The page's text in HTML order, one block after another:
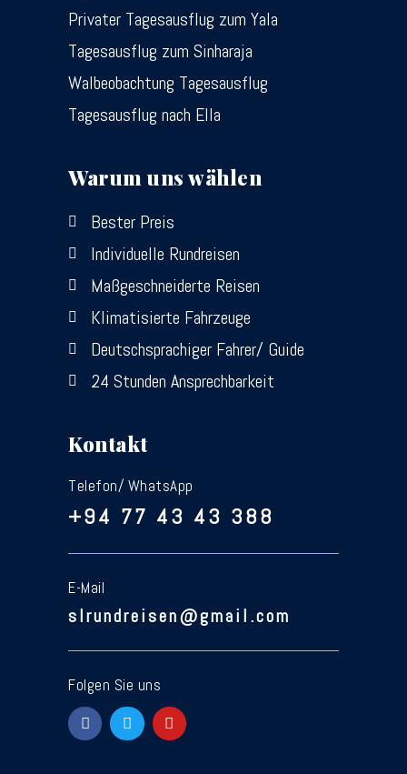
Privater Tagesausflug zum Yala
Tagesausflug zum Sinharaja
Walbeobachtung Tagesausflug
Tagesausflug nach Ella
Warum uns wählen
Bester Preis
Individuelle Rundreisen
Maßgeschneiderte Reisen
Klimatisierte Fahrzeuge
Deutschsprachiger Fahrer/ Guide
24 Stunden Ansprechbarkeit
Kontakt
Telefon/ WhatsApp
+94 77 43 43 388
E-Mail
slrundreisen@gmail.com
Folgen Sie uns